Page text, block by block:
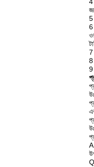
5
6
7
8
9